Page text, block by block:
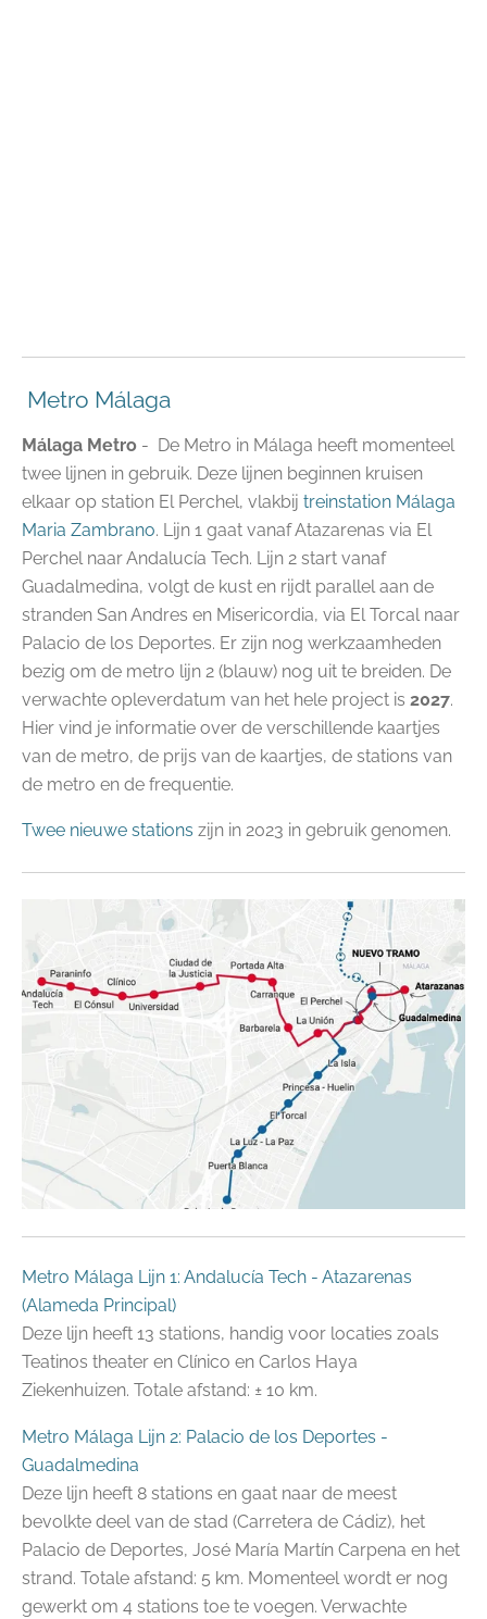
Metro Málaga
Málaga Metro - De Metro in Málaga heeft momenteel
twee lijnen in gebruik. Deze lijnen beginnen kruisen
elkaar op station El Perchel, vlakbij treinstation Málaga
Maria Zambrano. Lijn 1 gaat vanaf Atazarenas via El
Perchel naar Andalucía Tech. Lijn 2 start vanaf
Guadalmedina, volgt de kust en rijdt parallel aan de
stranden San Andres en Misericordia, via El Torcal naar
Palacio de los Deportes. Er zijn nog werkzaamheden
bezig om de metro lijn 2 (blauw) nog uit te breiden. De
verwachte opleverdatum van het hele project is 2027.
Hier vind je informatie over de verschillende kaartjes
van de metro, de prijs van de kaartjes, de stations van
de metro en de frequentie.
Twee nieuwe stations zijn in 2023 in gebruik genomen.
Metro Málaga Lijn 1: Andalucía Tech - Atazarenas
(Alameda Principal)
Deze lijn heeft 13 stations, handig voor locaties zoals
Teatinos theater en Clínico en Carlos Haya
Ziekenhuizen. Totale afstand: ± 10 km.
Metro Málaga Lijn 2: Palacio de los Deportes -
Guadalmedina
Deze lijn heeft 8 stations en gaat naar de meest
bevolkte deel van de stad (Carretera de Cádiz), het
Palacio de Deportes, José María Martín Carpena en het
strand. Totale afstand: 5 km. Momenteel wordt er nog
gewerkt om 4 stations toe te voegen. Verwachte